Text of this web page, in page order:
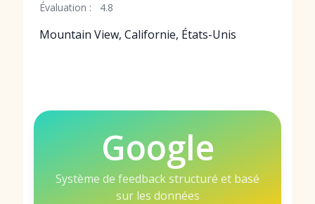
Évaluation : 4.8
Mountain View, Californie, États-Unis
Google
Système de feedback structuré et basé
sur les données